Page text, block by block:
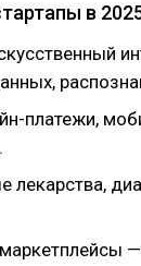
в
платежи,
лекарства,